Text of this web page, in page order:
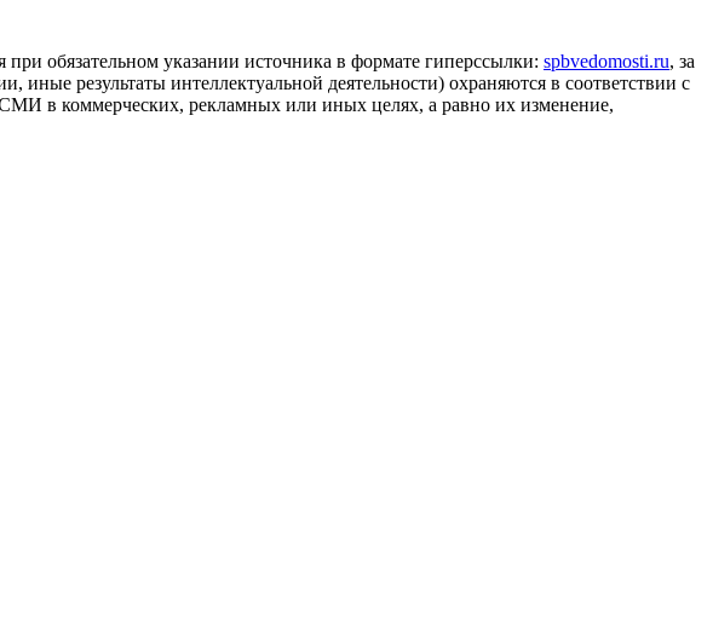
обязательном указании источника в формате гиперссылки: spbvedomosti.ru, за
иные результаты интеллектуальной деятельности) охраняются в соответствии с
в коммерческих, рекламных или иных целях, а равно их изменение,